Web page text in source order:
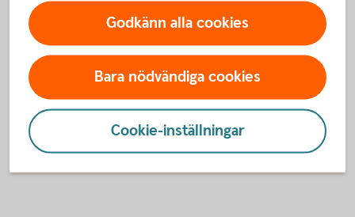
För att se detta innehåll behöver du först
och statistik.
Inställningar för cookies
Godkänn alla cookies
Bara nödvändiga cookies
Cookie-inställningar